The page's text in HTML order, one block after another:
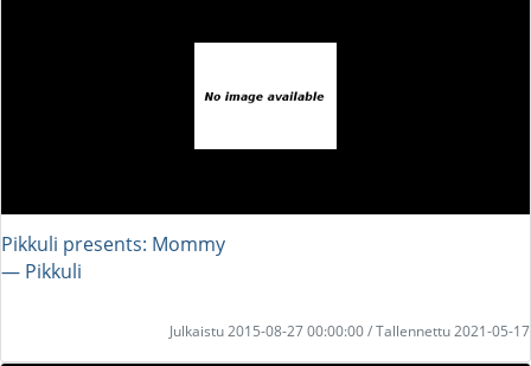
Pikkuli presents: Mommy
― Pikkuli
Julkaistu 2015-08-27 00:00:00 / Tallennettu 2021-05-17